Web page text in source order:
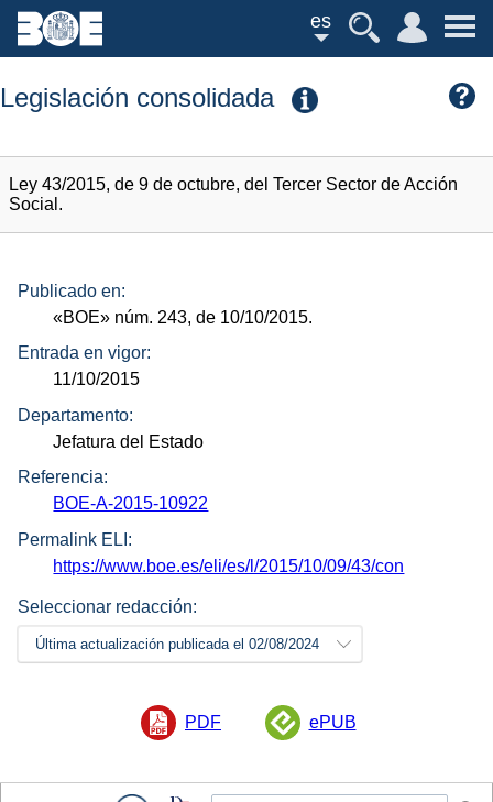
es
Legislación consolidada
Ley 43/2015, de 9 de octubre, del Tercer Sector de Acción
Social.
Publicado en:
«BOE» núm. 243, de 10/10/2015.
Entrada en vigor:
11/10/2015
Departamento:
Jefatura del Estado
Referencia:
BOE-A-2015-10922
Permalink ELI:
https://www.boe.es/eli/es/l/2015/10/09/43/con
Seleccionar redacción:
Última actualización publicada el 02/08/2024
PDF ePUB